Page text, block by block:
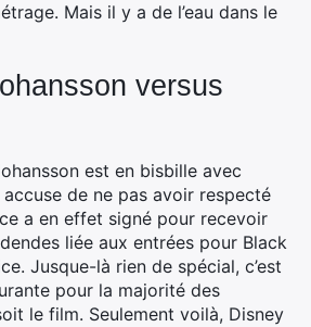
Mais il y a de l’eau dans le
versus
est en bisbille avec
de ne pas avoir respecté
a en effet signé pour recevoir
liée aux entrées pour Black
Jusque-là rien de spécial, c’est
pour la majorité des
le film. Seulement voilà, Disney